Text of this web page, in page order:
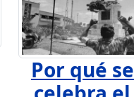
Por qué se